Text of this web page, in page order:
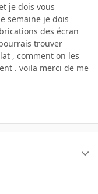
je dois vous
semaine je dois
des écran
trouver
, comment on les
. voila merci de me